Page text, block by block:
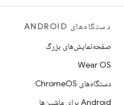
دستگاه‌های ANDROID
صفحه‌نمایش‌های بزرگ
Wear OS
دستگاه‌های ChromeOS
Android برای ماشین‌ها